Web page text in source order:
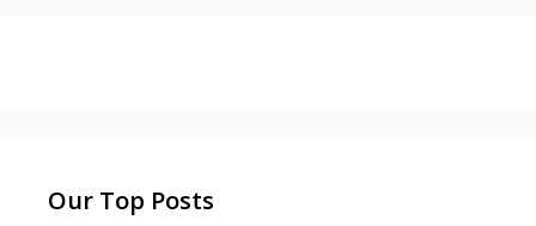
Our Top Posts